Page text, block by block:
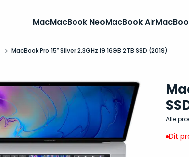
MacMacBook NeoMacBook Air
MacBook Pro 15″ Silver 2.3GHz i9 16GB 2TB SSD (2019)
Alle
Dit